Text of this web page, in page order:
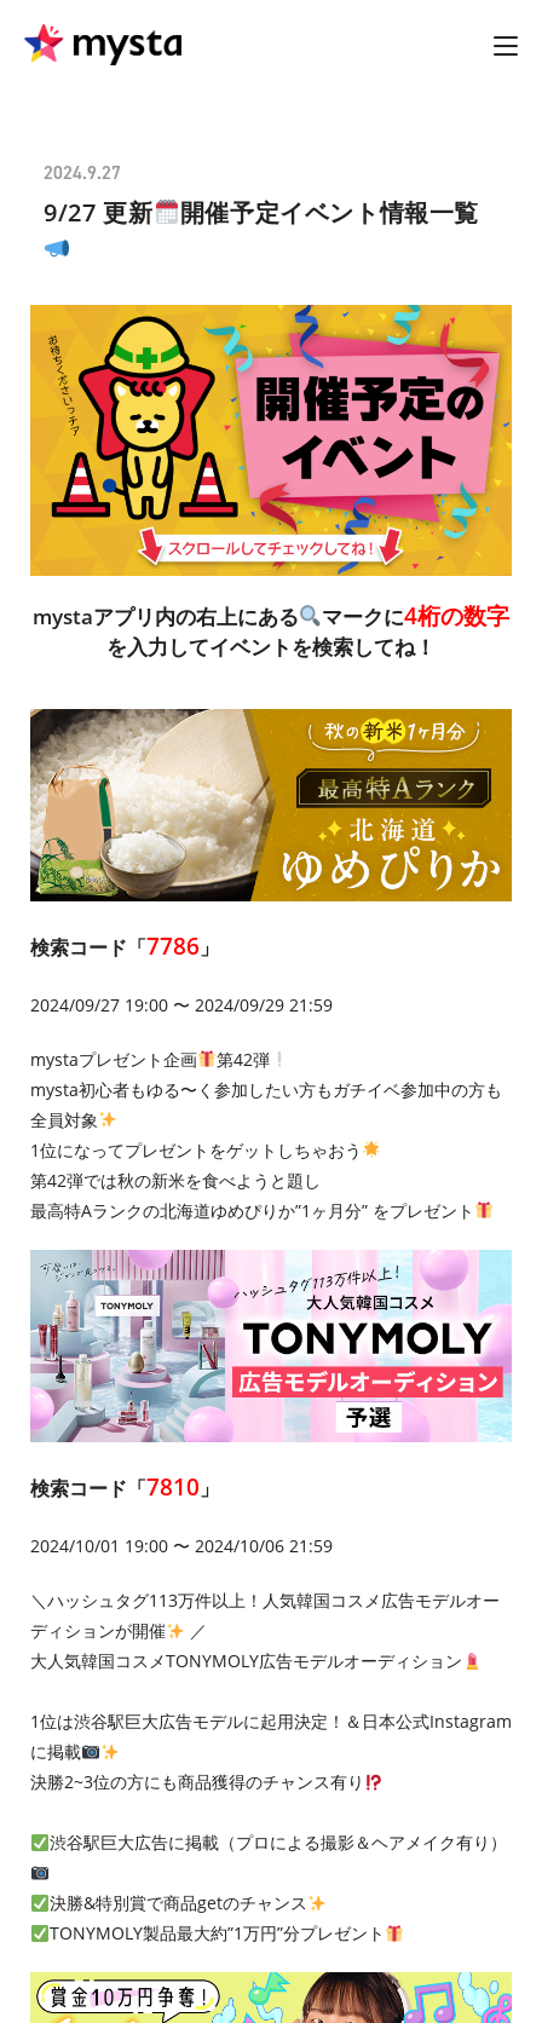
2024.9.27
9/27 更新 開催予定イベント情報一覧
mystaアプリ内の右上にある マークに4桁の数字
を入力してイベントを検索してね！
検索コード「7786 」
2024/09/27 19:00 〜 2024/09/29 21:59
mystaプレゼント企画
第42弾
mysta初心者もゆる〜く参加したい方もガチイベ参加中の方も
全員対象
1位になってプレゼントをゲットしちゃおう
第42弾では秋の新米を食べようと題し
最高特Aランクの北海道ゆめぴりか”1ヶ月分” をプレゼント
検索コード「7810 」
2024/10/01 19:00 〜 2024/10/06 21:59
＼ハッシュタグ113万件以上！人気韓国コスメ広告モデルオー
ディションが開催
／
大人気韓国コスメTONYMOLY広告モデルオーディション
1位は渋谷駅巨大広告モデルに起用決定！＆日本公式Instagram
に掲載
決勝2~3位の方にも商品獲得のチャンス有り
渋谷駅巨大広告に掲載（プロによる撮影＆ヘアメイク有り）
決勝&特別賞で商品getのチャンス
TONYMOLY製品最大約”1万円”分プレゼント